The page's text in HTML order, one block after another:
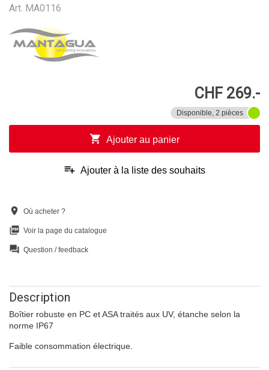
Art. MA0116
CHF 269.-
Disponible, 2 pièces
shopping_cart Ajouter au panier
playlist_add Ajouter à la liste des souhaits
location_on Où acheter ?
picture_as_pdf Voir la page du catalogue
question_answer Question / feedback
Description
Boîtier robuste en PC et ASA traités aux UV, étanche selon la
norme IP67
Faible consommation électrique.